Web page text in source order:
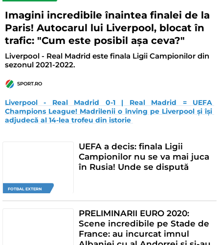
Imagini incredibile înaintea finalei de la
Paris! Autocarul lui Liverpool, blocat în
trafic: "Cum este posibil așa ceva?"
Liverpool - Real Madrid este finala Ligii Campionilor din
sezonul 2021-2022.
SPORT.RO
Liverpool - Real Madrid 0-1 | Real Madrid = UEFA
Champions League! Madrilenii o înving pe Liverpool și își
adjudecă al 14-lea trofeu din istorie
FOTBAL EXTERN
UEFA a decis: finala Ligii
Campionilor nu se va mai juca
în Rusia! Unde se dispută
PRELIMINARII EURO 2020:
Scene incredibile pe Stade de
France: au incurcat imnul